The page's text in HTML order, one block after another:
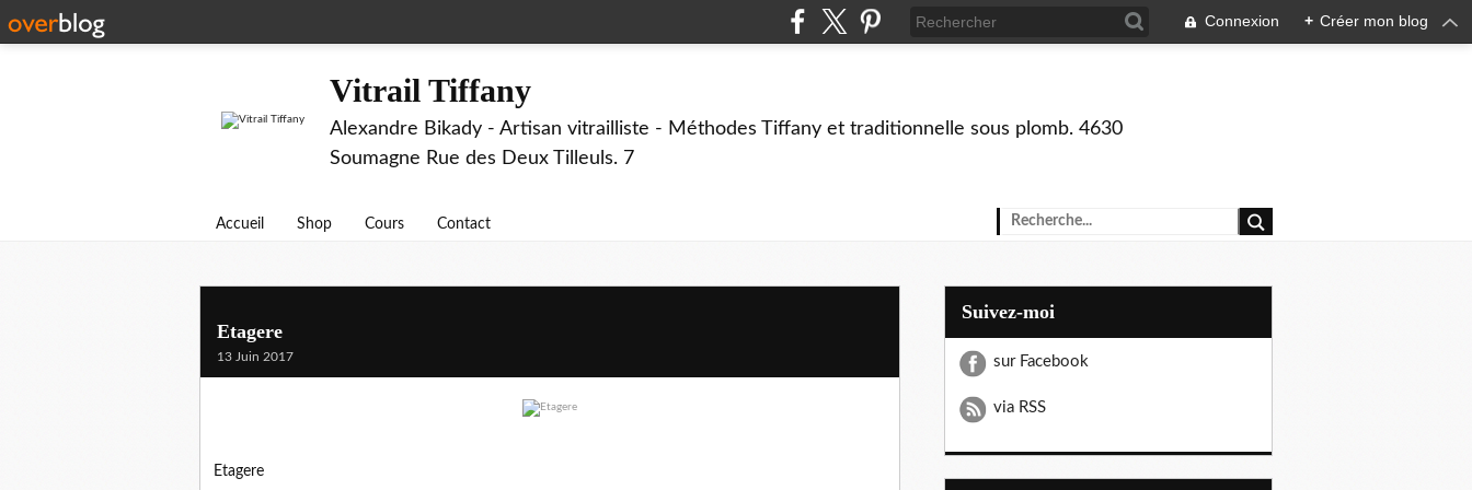
Connexion + Créer mon blog
Vitrail Tiffany
Alexandre Bikady - Artisan vitrailliste - Méthodes Tiffany et traditionnelle sous plomb. 4630
Soumagne Rue des Deux Tilleuls. 7
Accueil Shop Cours Contact
Etagere
13 Juin 2017
Etagere
Suivez-moi
sur Facebook
via RSS